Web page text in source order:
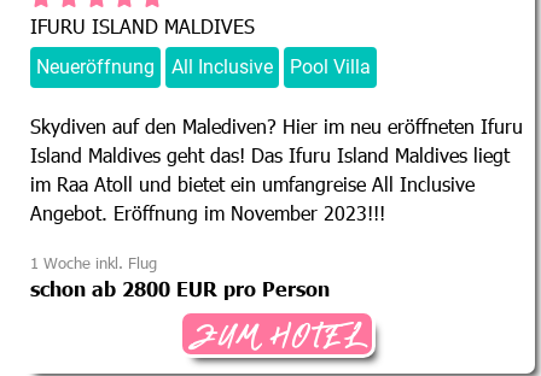
IFURU ISLAND MALDIVES
Neueröffnung
All Inclusive Pool Villa
Skydiven auf den Malediven? Hier im neu eröffneten Ifuru
Island Maldives geht das! Das Ifuru Island Maldives liegt
im Raa Atoll und bietet ein umfangreise All Inclusive
Angebot. Eröffnung im November 2023!!!
1 Woche inkl. Flug
schon ab 2800 EUR pro Person
ZUM HOTEL